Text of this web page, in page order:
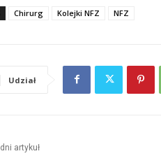
Chirurg Kolejki NFZ NFZ
Udział
artykuł